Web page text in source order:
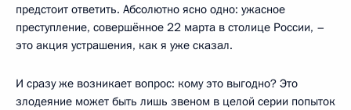
предстоит ответить. Абсолютно ясно одно: ужасное
преступление, совершённое 22 марта в столице России, –
это акция устрашения, как я уже сказал.
И сразу же возникает вопрос: кому это выгодно? Это
злодеяние может быть лишь звеном в целой серии попыток